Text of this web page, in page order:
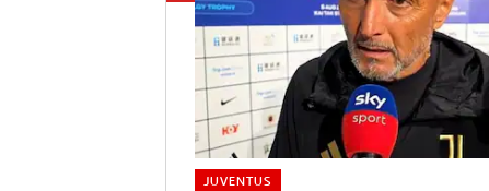
JUVENTUS